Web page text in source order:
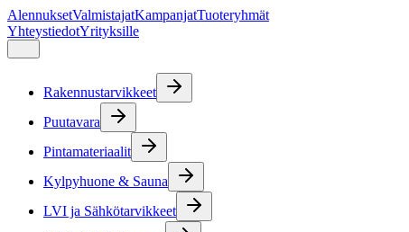
AlennuksetValmistajatKampanjatTuoteryhmät
YhteystiedotYrityksille
Rakennustarvikkeet
Puutavara
Pintamateriaalit
Kylpyhuone & Sauna
LVI ja Sähkötarvikkeet